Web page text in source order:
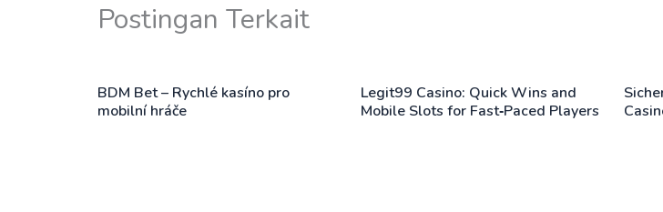
Postingan Terkait
BDM Bet – Rychlé kasíno pro
mobilní hráče
Legit99 Casino: Quick Wins and
Mobile Slots for Fast‑Paced Players